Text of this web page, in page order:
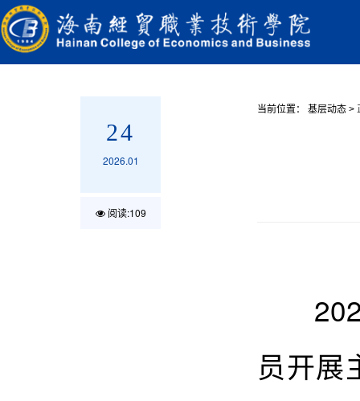
24
2026.01
阅读:109
当前位置： 基层动态 >
2026
员开展